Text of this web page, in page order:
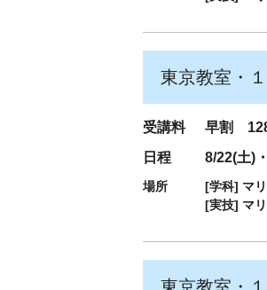
東京教室・
受講料
早割
日程
8/22(土)
場所 [学科] マ
[実技] マ